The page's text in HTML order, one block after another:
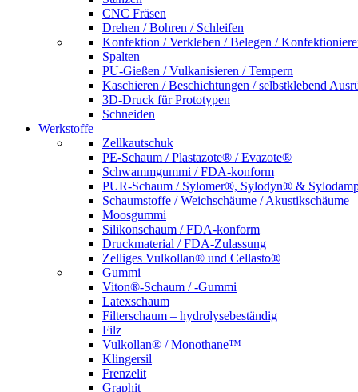
CNC Fräsen
Drehen / Bohren / Schleifen
Konfektion / Verkleben / Belegen /
Spalten
PU-Gießen / Vulkanisieren / Tempern
Kaschieren / Beschichtungen / selbstklebend
3D-Druck für Prototypen
Schneiden
Werkstoffe
Zellkautschuk
PE-Schaum / Plastazote® / Evazote®
Schwammgummi / FDA-konform
PUR-Schaum / Sylomer®, Sylodyn® &
Schaumstoffe / Weichschäume / Akustikschäume
Moosgummi
Silikonschaum / FDA-konform
Druckmaterial / FDA-Zulassung
Zelliges Vulkollan® und Cellasto®
Gummi
Viton®-Schaum / -Gummi
Latexschaum
Filterschaum – hydrolysebeständig
Filz
Vulkollan® / Monothane™
Klingersil
Frenzelit
Graphit